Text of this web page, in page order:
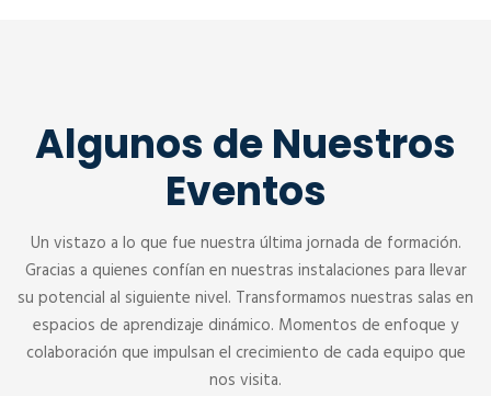
Algunos de Nuestros
Eventos
Un vistazo a lo que fue nuestra última jornada de formación.
Gracias a quienes confían en nuestras instalaciones para llevar
su potencial al siguiente nivel. Transformamos nuestras salas en
espacios de aprendizaje dinámico. Momentos de enfoque y
colaboración que impulsan el crecimiento de cada equipo que
nos visita.